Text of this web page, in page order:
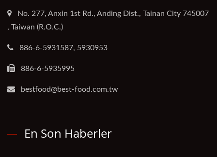
No. 277, Anxin 1st Rd., Anding Dist., Tainan City 745007
, Taiwan (R.O.C.)
886-6-5931587, 5930953
886-6-5935995
bestfood@best-food.com.tw
En Son Haberler